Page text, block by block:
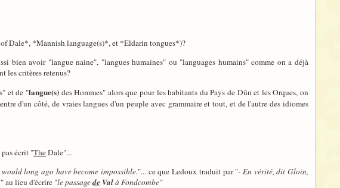
Dale*, *Mannish language(s)*, et *Eldarin tongues*)?
bien avoir "langue naine", "langues humaines" ou "languages humains" comme on a déjà
les critères retenus?
et de "langue(s) des Hommes" alors que pour les habitants du Pays de Dûn et les Orques, on
d'un côté, de vraies langues d'un peuple avec grammaire et tout, et de l'autre des idiomes
écrit "TheDale"...
long ago have become impossible."... ce que Ledoux traduit par "- En vérité, dit Gloin,
" au lieu d'écrire "le passagede Valà Fondcombe"